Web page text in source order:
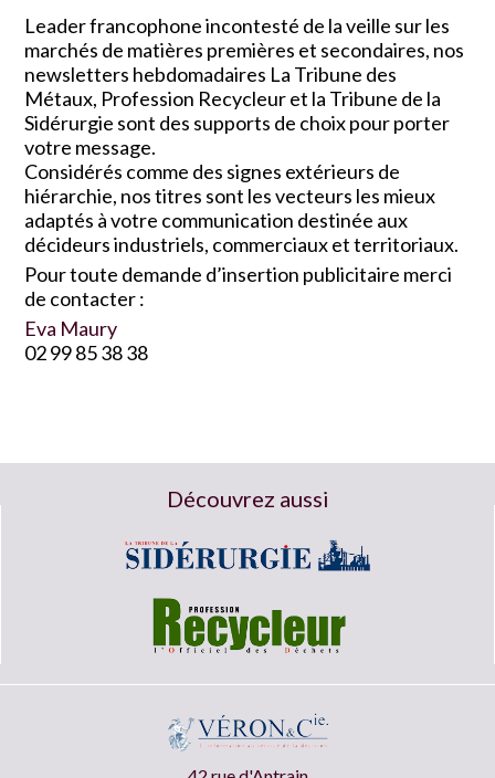
Leader francophone incontesté de la veille sur les
marchés de matières premières et secondaires, nos
newsletters hebdomadaires La Tribune des
Métaux, Profession Recycleur et la Tribune de la
Sidérurgie sont des supports de choix pour porter
votre message.
Considérés comme des signes extérieurs de
hiérarchie, nos titres sont les vecteurs les mieux
adaptés à votre communication destinée aux
décideurs industriels, commerciaux et territoriaux.
Pour toute demande d’insertion publicitaire merci
de contacter :
Eva Maury
02 99 85 38 38
Découvrez aussi